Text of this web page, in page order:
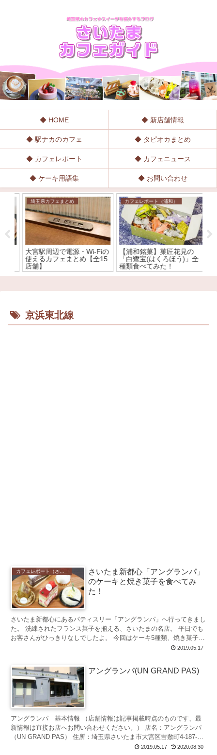
◆ HOME ◆ 新店舗情報
◆ 駅ナカのカフェ ◆ タピオカまとめ
◆ カフェレポート ◆ カフェニュース
◆ ケーキ用語集 ◆ お問い合わせ
埼玉県カフェまとめ
大宮駅周辺で電源・Wi-Fiの
使えるカフェまとめ【全15
店舗】
カフェレポート（浦和）
【浦和銘菓】菓匠花見の
「白鷺宝(はくろほう)」全
種類食べてみた！
京浜東北線
さいたま新都心「アングランパ」
のケーキと焼き菓子を食べてみ
た！
さいたま新都心にあるパティスリー「アングランパ」へ行ってきまし
た。 洗練されたフランス菓子を揃える、さいたまの名店。 平日でも
お客さんがひっきりなしでしたよ。 今回はケーキ5種類、焼き菓子3
2019.05.17
アングランパ(UN GRAND PAS)
アングランパ 基本情報 （店舗情報は記事掲載時点のものです、最
新情報は直接お店へお問い合わせください。） 店名：アングランパ
（UN GRAND PAS） 住所：埼玉県さいたま市大宮区吉敷町4-187-1
2019.05.17 2020.08.30